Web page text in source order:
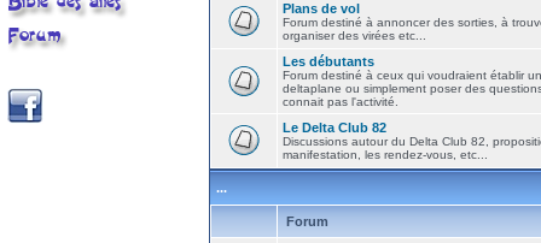
Plans de vol
Forum destiné à annoncer des sorties, à
organiser des virées etc...
Les débutants
Forum destiné à ceux qui voudraient établir
deltaplane ou simplement poser des
connait pas l'activité.
Le Delta Club 82
Discussions autour du Delta Club 82,
manifestation, les rendez-vous, etc...
...
Forum